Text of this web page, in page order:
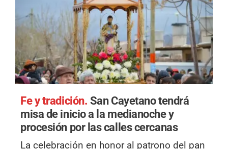
Fe y tradición. San Cayetano tendrá
misa de inicio a la medianoche y
procesión por las calles cercanas
La celebración en honor al patrono del pan